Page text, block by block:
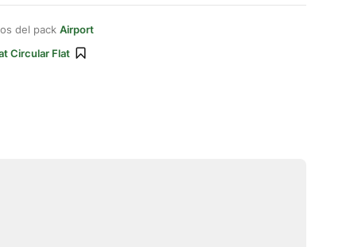
del pack Airport
Circular Flat